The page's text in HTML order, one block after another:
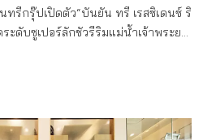
ทรีกรุ๊ปเปิดตัว“บันยัน ทรี เรสซิเดนซ์ ริ
ะดับซูเปอร์ลักชัวรีริมแม่น้ำเจ้าพระยา
น
Riverside Bangkok) คอนโดระดับซู